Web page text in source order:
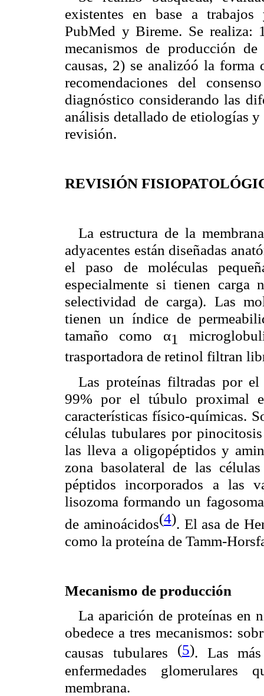
existentes en base a
PubMed y Bireme. Se
mecanismos de producción
causas, 2) se analizóó la forma
recomendaciones del
diagnóstico considerando las
análisis detallado de etiologías
revisión.
REVISIÓN
La estructura de la
adyacentes están diseñadas
el paso de moléculas
especialmente si tienen carga
selectividad de carga). Las
tienen un índice de
tamaño como α1
trasportadora de retinol filtran
Las proteínas filtradas por
99% por el túbulo proximal
características físico-químicas.
células tubulares por
las lleva a oligopéptidos y
zona basolateral de las
péptidos incorporados a las
lisozoma formando un
de aminoácidos(4). El asa de
como la proteína de Tamm-
Mecanismo de producción
La aparición de proteínas en
obedece a tres mecanismos:
causas tubulares (5). Las más
enfermedades
membrana.